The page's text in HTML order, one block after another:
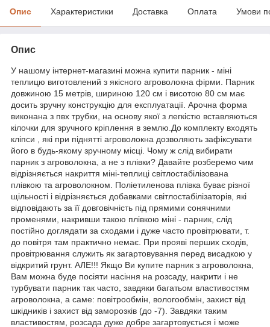
Опис Характеристики Доставка Оплата Умови
Опис
У нашому інтернет-магазині можна купити парник - міні
теплицю виготовлений з якісного агроволокна фірми. Парник
довжиною 15 метрів, шириною 120 см і висотою 80 см має
досить зручну конструкцію для експлуатації. Арочна форма
виконана з пвх трубки, на основу якої з легкістю вставляються
кілочки для зручного кріплення в землю.До комплекту входять
кліпси , які при піднятті агроволокна дозволяють зафіксувати
його в будь-якому зручному місці. Чому ж слід вибирати
парник з агроволокна, а не з плівки? Давайте розберемо чим
відрізняється накриття міні-теплиці світлостабілізована
плівкою та агроволокном. Поліетиленова плівка буває різної
щільності і відрізняється добавками світлостабілізаторів, які
відповідають за її довговічність під прямими сонячними
променями, накривши такою плівкою міні - парник, слід
постійно доглядати за сходами і дуже часто провітрювати, т.
до повітря там практично немає. При прояві перших сходів,
провітрювання служить як загартовування перед висадкою у
відкритий грунт. АЛЕ!!! Якщо Ви купите парник з агроволокна,
Вам можна буде посіяти насіння на розсаду, накрити і не
турбувати парник так часто, завдяки багатьом властивостям
агроволокна, а саме: повітрообмін, вологообмін, захист від
шкідників і захист від заморозків (до -7). Завдяки таким
властивостям, розсада дуже добре загартовується і може